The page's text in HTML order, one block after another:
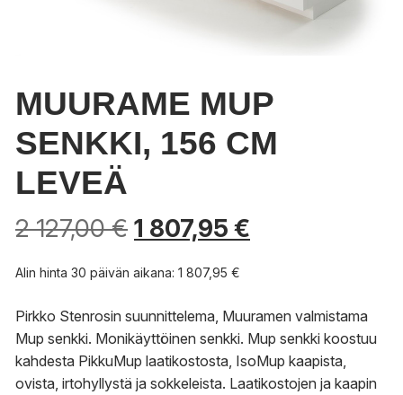
MUURAME MUP
SENKKI, 156 CM
LEVEÄ
2 127,00€ 1 807,95 €
Alin hinta 30 päivän aikana: 1 807,95 €
Pirkko Stenrosin suunnittelema, Muuramen valmistama
Mup senkki. Monikäyttöinen senkki. Mup senkki koostuu
kahdesta PikkuMup laatikostosta, IsoMup kaapista,
ovista, irtohyllystä ja sokkeleista. Laatikostojen ja kaapin